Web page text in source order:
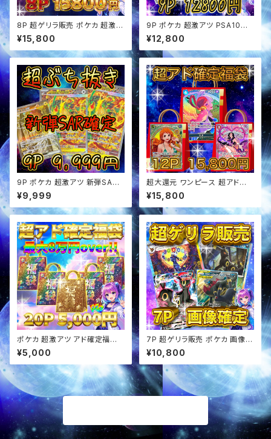
8P 超ゲリラ販売 ポケカ 超激ア
ツ BOX確定 オリパ
¥15,800
9P ポケカ 超激アツ PSA10確
定 オリパ
¥12,800
9P ポケカ 超激アツ 新弾SAR
確定 ぶち抜き オリパ
¥9,999
超大還元 ワンピース 超アド確
定福袋 オリパ
¥15,800
ポケカ 超激アツ アド確定福袋
オリパ
¥5,000
7P 超ゲリラ販売 ポケカ 画像確
定 オリパ
¥10,800